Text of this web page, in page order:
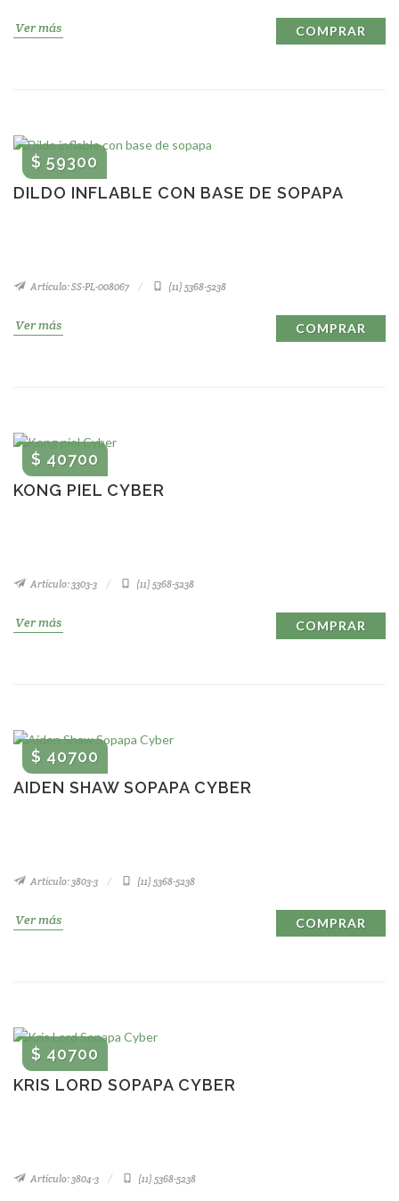
Ver más COMPRAR
DILDO INFLABLE CON BASE DE SOPAPA
$ 59300
Artículo: SS-PL-008067 (11) 5368-5238
Ver más COMPRAR
KONG PIEL CYBER
$ 40700
Artículo: 3303-3 (11) 5368-5238
Ver más COMPRAR
AIDEN SHAW SOPAPA CYBER
$ 40700
Artículo: 3803-3 (11) 5368-5238
Ver más COMPRAR
KRIS LORD SOPAPA CYBER
$ 40700
Artículo: 3804-3 (11) 5368-5238